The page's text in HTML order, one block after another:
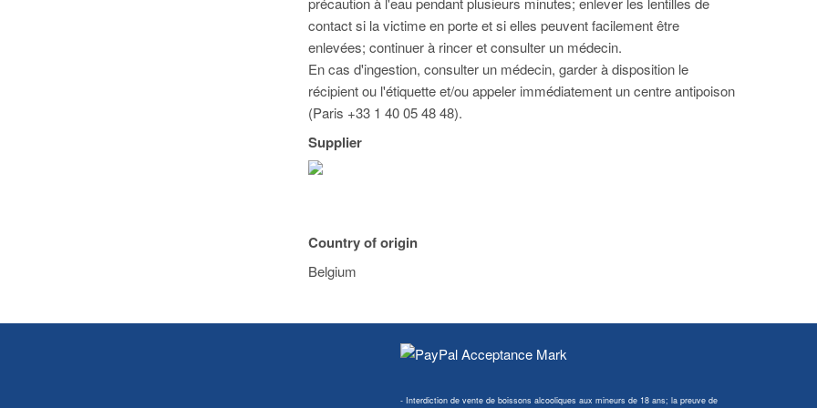
contact si la victime en porte et si elles peuvent facilement être
enlevées; continuer à rincer et consulter un médecin.
En cas d'ingestion, consulter un médecin, garder à disposition le
récipient ou l'étiquette et/ou appeler immédiatement un centre antipoison
(Paris +33 1 40 05 48 48).
Supplier
Country of origin
Belgium
- Interdiction de vente de boissons alcooliques aux mineurs de 18 ans; la preuve de